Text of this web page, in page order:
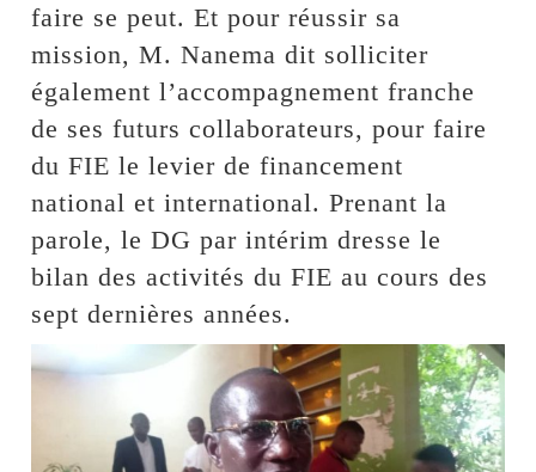
faire se peut. Et pour réussir sa
mission, M. Nanema dit solliciter
également l’accompagnement franche
de ses futurs collaborateurs, pour faire
du FIE le levier de financement
national et international. Prenant la
parole, le DG par intérim dresse le
bilan des activités du FIE au cours des
sept dernières années.